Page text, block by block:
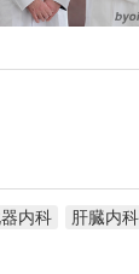
内科 肝臓内科